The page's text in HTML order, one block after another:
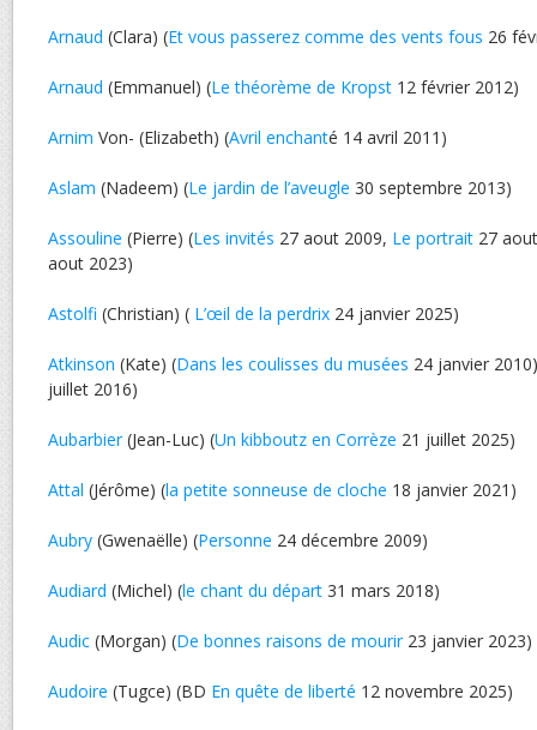
Arnaud (Clara) (Et vous passerez comme des vents fous 26
Arnaud (Emmanuel) (Le théorème de Kropst 12 février 2012)
Arnim Von- (Elizabeth) (Avril enchanté 14 avril 2011)
Aslam (Nadeem) (Le jardin de l’aveugle 30 septembre 2013)
Assouline (Pierre) (Les invités 27 aout 2009, Le portrait 27
aout 2023)
Astolfi (Christian) ( L’œil de la perdrix 24 janvier 2025)
Atkinson (Kate) (Dans les coulisses du musées 24 janvier
juillet 2016)
Aubarbier(Jean-Luc) (Un kibboutz en Corrèze 21 juillet 2025)
Attal (Jérôme) (la petite sonneuse de cloche 18 janvier 2021)
Aubry (Gwenaëlle) (Personne 24 décembre 2009)
Audiard (Michel) (le chant du départ 31 mars 2018)
Audic (Morgan) (De bonnes raisons de mourir23 janvier 2023)
Audoire (Tugce) (BD En quête de liberté 12 novembre 2025)